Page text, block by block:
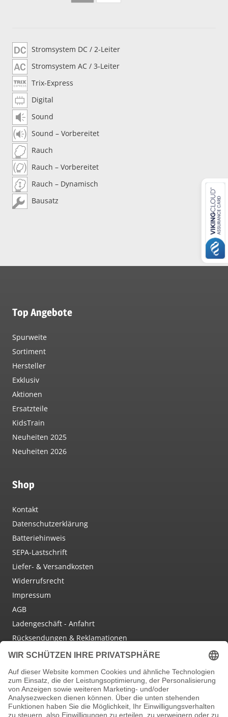
Stromsystem DC / 2-Leiter
Stromsystem AC / 3-Leiter
Trix-Express
Digital
Sound
Sound – Vorbereitet
Rauch
Rauch – Vorbereitet
Rauch – Dynamisch
Bausatz
Top Angebote
Spurweite
Sortiment
Hersteller
Exklusiv
Aktionen
Ersatzteile
KidsTrain
Neuheiten 2025
Neuheiten 2026
Shop
Kontakt
Datenschutzerklärung
Batteriehinweis
SEPA-Lastschrift
Liefer- & Versandkosten
Widerrufsrecht
Impressum
AGB
Ladengeschäft - Anfahrt
Rücksendungen & Reklamationen
Social Media
Facebook
Instagram